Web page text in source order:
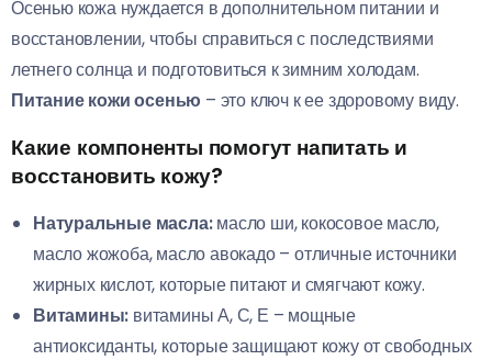
Осенью кожа нуждается в дополнительном питании и
восстановлении, чтобы справиться с последствиями
летнего солнца и подготовиться к зимним холодам.
Питание кожи осенью – это ключ к ее здоровому виду.
Какие компоненты помогут напитать и
восстановить кожу?
Натуральные масла:масло ши, кокосовое масло,
масло жожоба, масло авокадо – отличные источники
жирных кислот, которые питают и смягчают кожу.
Витамины: витамины А, С, Е – мощные
антиоксиданты, которые защищают кожу от свободных